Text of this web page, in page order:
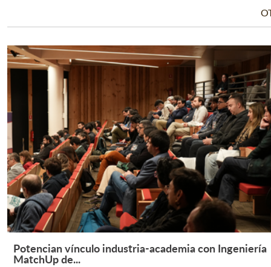
Leer Más +
Potencian vínculo industria-academia con Ingeniería
MatchUp de...